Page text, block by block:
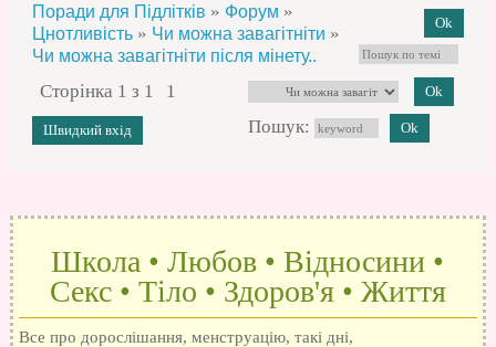
Поради для Підлітків » Форум »
Цнотливість » Чи можна завагітніти »
Чи можна завагітніти після мінету..
Сторінка 1 з 1
1
Пошук:
Школа • Любов • Відносини •
Секс • Тіло • Здоров'я • Життя
Все про дорослішання, менструацію, такі дні,